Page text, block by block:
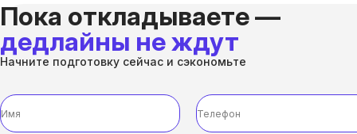
Пока откладываете —
дедлайны не ждут
Начните подготовку сейчас и сэкономьте